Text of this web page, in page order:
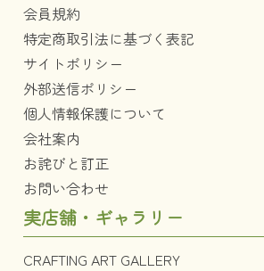
会員規約
特定商取引法に基づく表記
サイトポリシー
外部送信ポリシー
個人情報保護について
会社案内
お詫びと訂正
お問い合わせ
実店舗・ギャラリー
CRAFTING ART GALLERY